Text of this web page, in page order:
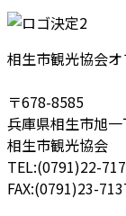
相生市観光協会
〒678-8585
兵庫県相生市旭
相生市観光協会
TEL:(0791)22-
FAX:(0791)23-